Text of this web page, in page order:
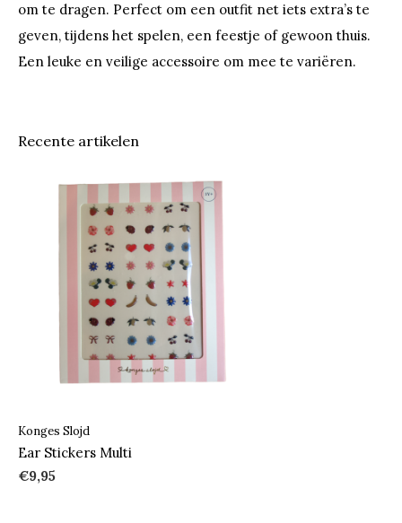
om te dragen. Perfect om een outfit net iets extra’s te
geven, tijdens het spelen, een feestje of gewoon thuis.
Een leuke en veilige accessoire om mee te variëren.
Recente artikelen
Konges Slojd
Ear Stickers Multi
€9,95